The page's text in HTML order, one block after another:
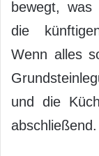
bewegt, was
die
Wenn alles
und die
abschließend.